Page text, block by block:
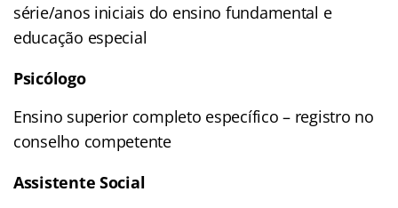
série/anos iniciais do ensino fundamental e
educação especial
Psicólogo
Ensino superior completo específico – registro no
conselho competente
Assistente Social